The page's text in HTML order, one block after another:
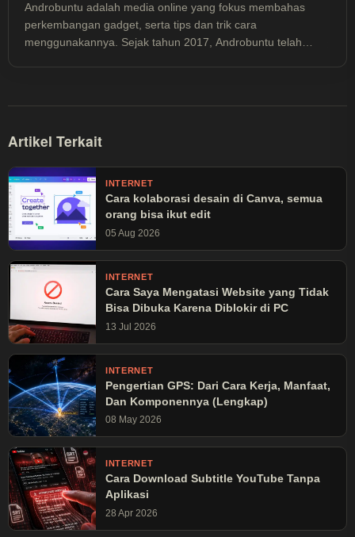
Androbuntu adalah media online yang fokus membahas
perkembangan gadget, serta tips dan trik cara
menggunakannya. Sejak tahun 2017, Androbuntu telah
Artikel Terkait
INTERNET
Cara kolaborasi desain di Canva, semua
orang bisa ikut edit
05 Aug 2026
INTERNET
Cara Saya Mengatasi Website yang Tidak
Bisa Dibuka Karena Diblokir di PC
13 Jul 2026
INTERNET
Pengertian GPS: Dari Cara Kerja, Manfaat,
Dan Komponennya (Lengkap)
08 May 2026
INTERNET
Cara Download Subtitle YouTube Tanpa
Aplikasi
28 Apr 2026